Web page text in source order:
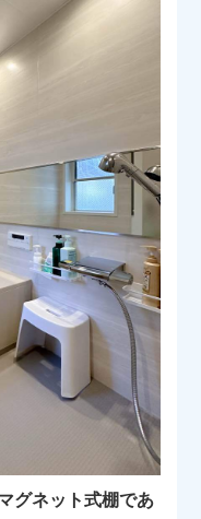
グネット式棚であ